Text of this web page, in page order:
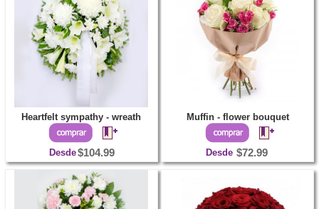
Heartfelt sympathy - wreath
Desde$104.99
Muffin - flower bouquet
Desde $72.99